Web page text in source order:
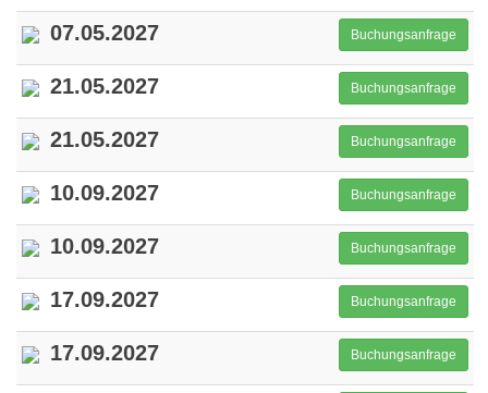
07.05.2027 Buchungsanfrage
21.05.2027 Buchungsanfrage
21.05.2027 Buchungsanfrage
10.09.2027 Buchungsanfrage
10.09.2027 Buchungsanfrage
17.09.2027 Buchungsanfrage
17.09.2027 Buchungsanfrage